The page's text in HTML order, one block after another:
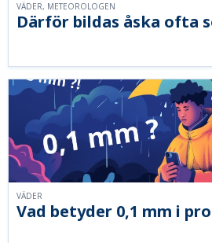
Därför bildas åska ofta
VÄDER, METEOROLOGEN
Vad betyder 0,1 mm i
VÄDER